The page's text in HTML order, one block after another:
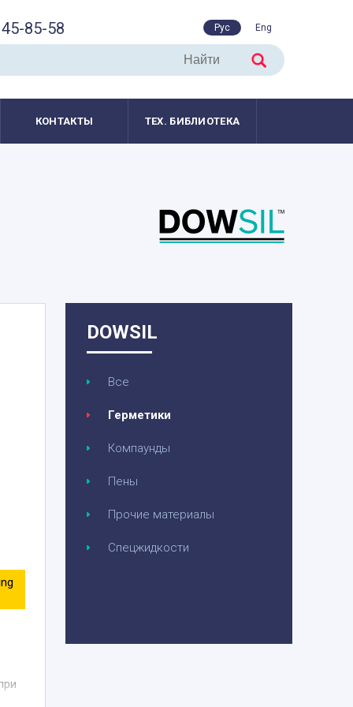
85-58 Рус Eng
КОНТАКТЫ ТЕХ. БИБЛИОТЕКА
DOWSIL
Все
Герметики
Компаунды
Пены
Прочие материалы
Спецжидкости